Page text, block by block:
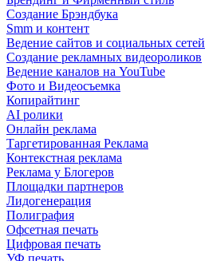
Создание Брэндбука
Smm и контент
Ведение сайтов и социальных сетей
Создание рекламных видеороликов
Ведение каналов на YouTube
Фото и Видеосъемка
Копирайтинг
AI ролики
Онлайн реклама
Таргетированная Реклама
Контекстная реклама
Реклама у Блогеров
Площадки партнеров
Лидогенерация
Полиграфия
Офсетная печать
Цифровая печать
УФ печать